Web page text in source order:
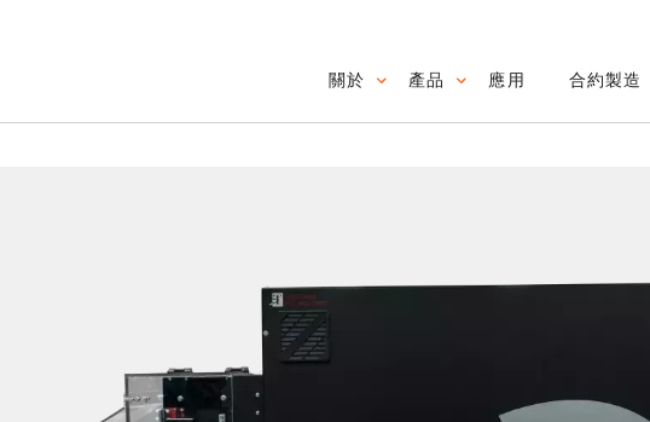
Main navigation
關於 產品 應用 合約製造